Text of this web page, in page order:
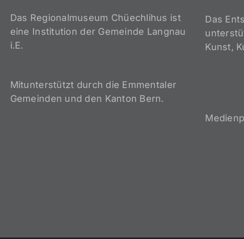
Das Regionalmuseum Chüechlihus ist
eine Institution der Gemeinde Langnau
i.E.
Mitunterstützt durch die Emmentaler
Gemeinden und den Kanton Bern.
Das
Kunst,